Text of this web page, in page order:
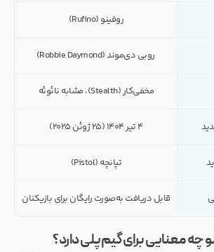
روفینو (Rufino)
روبی دی‌موند (Robbie Daymond)
مخفی‌کار (Stealth)، مشابه نائوئه
۴ تیر ۱۴۰۴ (۲۵ ژوئن ۲۰۲۵)
تپانچه (Pistol)
قابل دریافت به‌صورت رایگان برای بازیکنان
چه معنایی برای گیم‌پلی دارد؟